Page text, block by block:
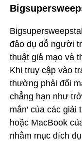
đảo dụ dỗ người
thuật giả mạo và
Khi truy cập vào
thường phải đối
chẳng hạn như
mắn' của các giải
hoặc MacBook
nhằm mục đích